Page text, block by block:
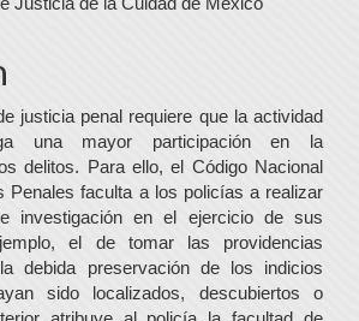
justicia penal requiere que la actividad
una mayor participación en la
delitos. Para ello, el Código Nacional
Penales faculta a los policías a realizar
investigación en el ejercicio de sus
el de tomar las providencias
debida preservación de los indicios
sido localizados, descubiertos o